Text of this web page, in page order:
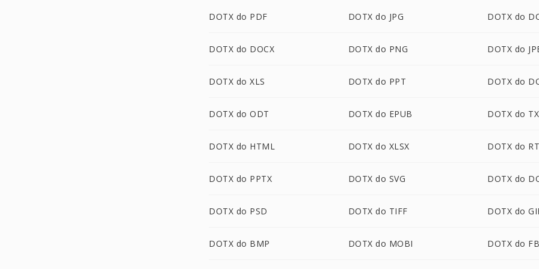
DOTX do PDF DOTX do JPG DOTX do
DOTX do DOCX DOTX do PNG DOTX do
DOTX do XLS DOTX do PPT DOTX do
DOTX do ODT DOTX do EPUB DOTX do
DOTX do HTML DOTX do XLSX DOTX do
DOTX do PPTX DOTX do SVG DOTX do
DOTX do PSD DOTX do TIFF DOTX do
DOTX do BMP DOTX do MOBI DOTX do